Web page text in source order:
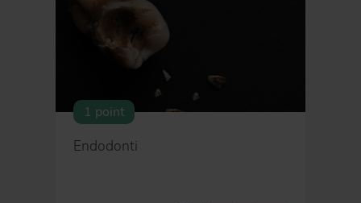
1 point
Endodonti